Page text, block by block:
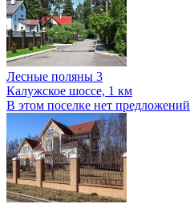
Лесные поляны 3
Калужское шоссе, 1 км
В этом поселке нет предложений